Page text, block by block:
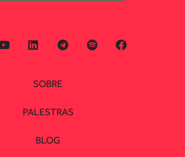
SOBRE
PALESTRAS
BLOG